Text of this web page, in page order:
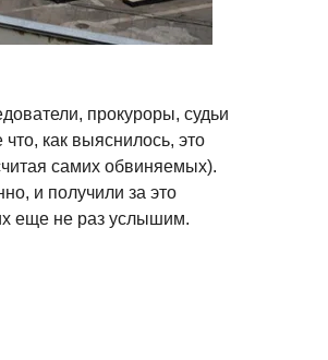
прокуроры, судьи
как выяснилось, это
самих обвиняемых).
и получили за это
еще не раз услышим.